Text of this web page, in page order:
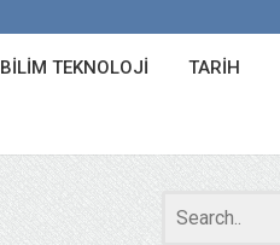
BILIM TEKNOLOJI TARIH